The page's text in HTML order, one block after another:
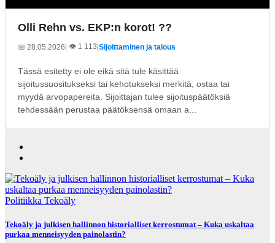
Olli Rehn vs. EKP:n korot! ??
📅 28.05.2026| 👁️ 1 113 Sijoittaminen ja talous
Tässä esitetty ei ole eikä sitä tule käsittää
sijoitussuositukseksi tai kehotukseksi merkitä, ostaa tai
myydä arvopapereita. Sijoittajan tulee sijoituspäätöksiä
tehdessään perustaa päätöksensä omaan a...
Politiikka Tekoäly
Tekoäly ja julkisen hallinnon historialliset kerrostumat – Kuka uskaltaa
purkaa menneisyyden painolastin?